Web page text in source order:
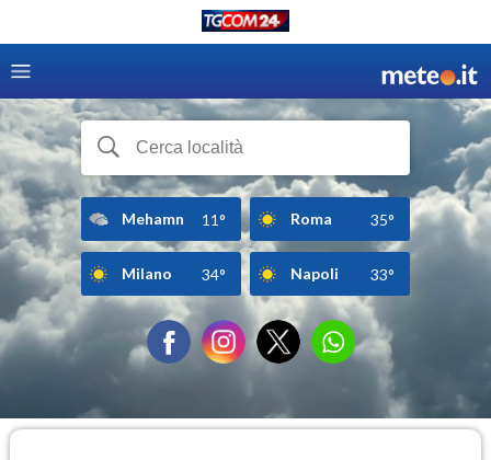
Mehamn 11° Roma 35°
Milano 34° Napoli 33°